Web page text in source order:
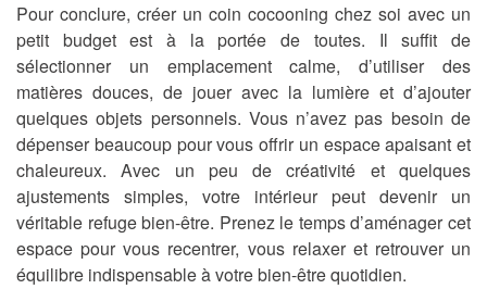
Pour conclure, créer un coin cocooning chez soi avec un
petit budget est à la portée de toutes. Il suffit de
sélectionner un emplacement calme, d’utiliser des
matières douces, de jouer avec la lumière et d’ajouter
quelques objets personnels. Vous n’avez pas besoin de
dépenser beaucoup pour vous offrir un espace apaisant et
chaleureux. Avec un peu de créativité et quelques
ajustements simples, votre intérieur peut devenir un
véritable refuge bien-être. Prenez le temps d’aménager cet
espace pour vous recentrer, vous relaxer et retrouver un
équilibre indispensable à votre bien-être quotidien.